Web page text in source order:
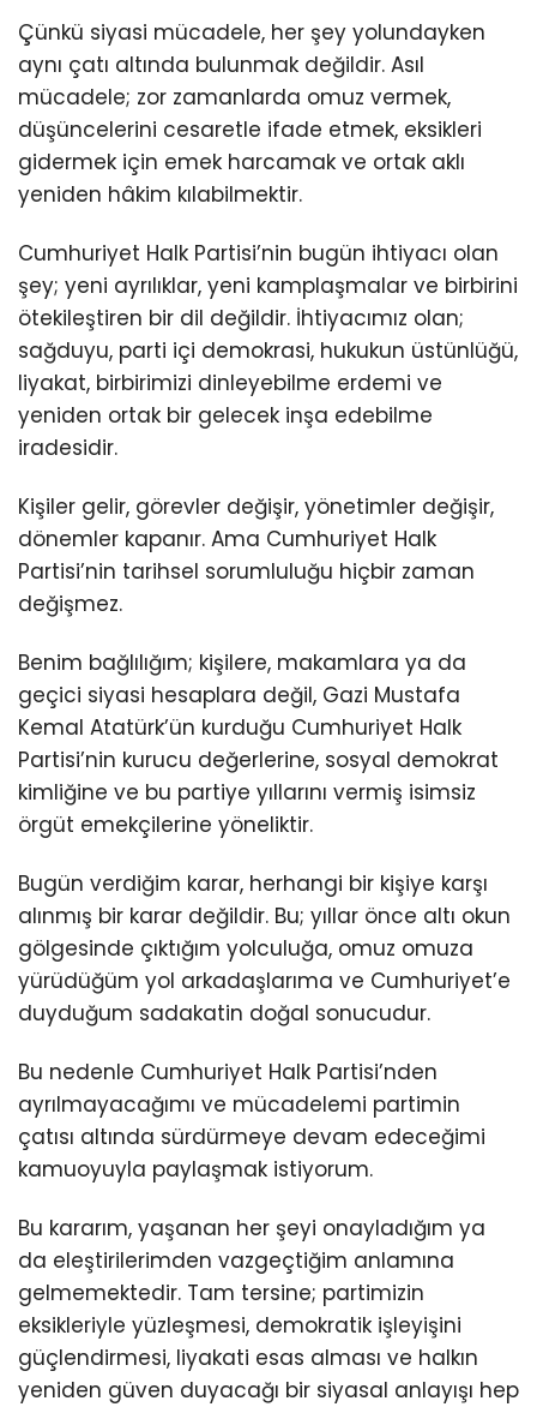
Çünkü siyasi mücadele, her şey yolundayken
aynı çatı altında bulunmak değildir. Asıl
mücadele; zor zamanlarda omuz vermek,
düşüncelerini cesaretle ifade etmek, eksikleri
gidermek için emek harcamak ve ortak aklı
yeniden hâkim kılabilmektir.
Cumhuriyet Halk Partisi’nin bugün ihtiyacı olan
şey; yeni ayrılıklar, yeni kamplaşmalar ve birbirini
ötekileştiren bir dil değildir. İhtiyacımız olan;
sağduyu, parti içi demokrasi, hukukun üstünlüğü,
liyakat, birbirimizi dinleyebilme erdemi ve
yeniden ortak bir gelecek inşa edebilme
iradesidir.
Kişiler gelir, görevler değişir, yönetimler değişir,
dönemler kapanır. Ama Cumhuriyet Halk
Partisi’nin tarihsel sorumluluğu hiçbir zaman
değişmez.
Benim bağlılığım; kişilere, makamlara ya da
geçici siyasi hesaplara değil, Gazi Mustafa
Kemal Atatürk’ün kurduğu Cumhuriyet Halk
Partisi’nin kurucu değerlerine, sosyal demokrat
kimliğine ve bu partiye yıllarını vermiş isimsiz
örgüt emekçilerine yöneliktir.
Bugün verdiğim karar, herhangi bir kişiye karşı
alınmış bir karar değildir. Bu; yıllar önce altı okun
gölgesinde çıktığım yolculuğa, omuz omuza
yürüdüğüm yol arkadaşlarıma ve Cumhuriyet’e
duyduğum sadakatin doğal sonucudur.
Bu nedenle Cumhuriyet Halk Partisi’nden
ayrılmayacağımı ve mücadelemi partimin
çatısı altında sürdürmeye devam edeceğimi
kamuoyuyla paylaşmak istiyorum.
Bu kararım, yaşanan her şeyi onayladığım ya
da eleştirilerimden vazgeçtiğim anlamına
gelmemektedir. Tam tersine; partimizin
eksikleriyle yüzleşmesi, demokratik işleyişini
güçlendirmesi, liyakati esas alması ve halkın
yeniden güven duyacağı bir siyasal anlayışı hep